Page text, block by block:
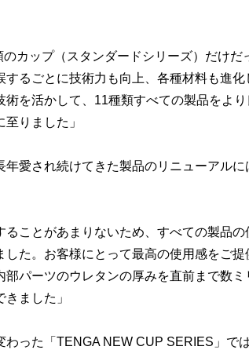
のカップ（スタンダードシリーズ）だけ
するごとに技術力も向上、各種材料も進
術を活かして、11種類すべての製品をよ
りました」
愛され続けてきた製品のリニューアルに
ることがあまりないため、すべての製品
た。お客様にとって最高の使用感をご
部パーツのウレタンの厚みを直前まで数
ました」
った「TENGA NEW CUP SERIES」で